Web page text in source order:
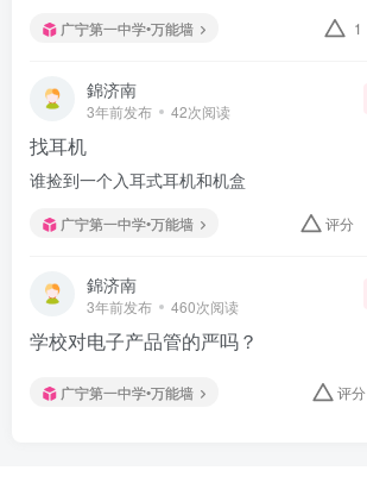
广宁第一中学•万能墙 1
錦济南
3年前发布 42次阅读
找耳机
谁捡到一个入耳式耳机和机盒
广宁第一中学•万能墙 评分
錦济南
3年前发布 460次阅读
学校对电子产品管的严吗？
广宁第一中学•万能墙 评分